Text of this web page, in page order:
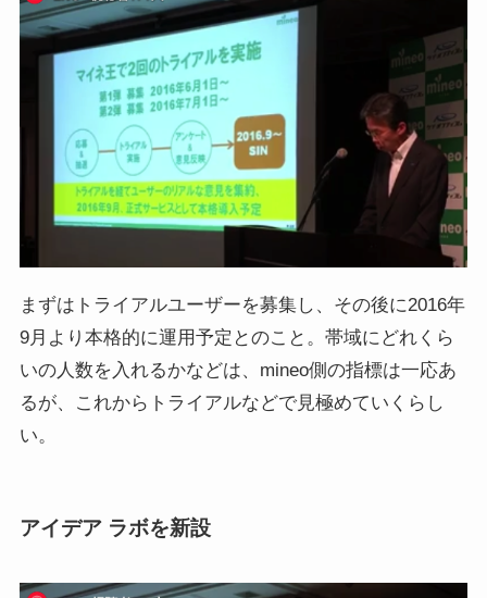
まずはトライアルユーザーを募集し、その後に2016年
9月より本格的に運用予定とのこと。帯域にどれくら
いの人数を入れるかなどは、mineo側の指標は一応あ
るが、これからトライアルなどで見極めていくらし
い。
アイデア ラボを新設